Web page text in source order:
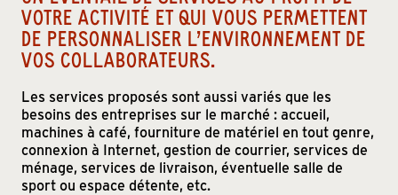
VOTRE ACTIVITÉ ET QUI VOUS PERMETTENT
DE PERSONNALISER L’ENVIRONNEMENT DE
VOS COLLABORATEURS.
Les services proposés sont aussi variés que les
besoins des entreprises sur le marché : accueil,
machines à café, fourniture de matériel en tout genre,
connexion à Internet, gestion de courrier, services de
ménage, services de livraison, éventuelle salle de
sport ou espace détente, etc.